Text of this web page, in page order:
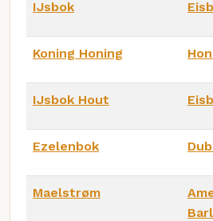
IJsbok
Koning Honing
IJsbok Hout
Ezelenbok
Maelstrøm